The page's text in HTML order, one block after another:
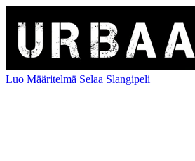
Luo Määritelmä Selaa Slangipeli